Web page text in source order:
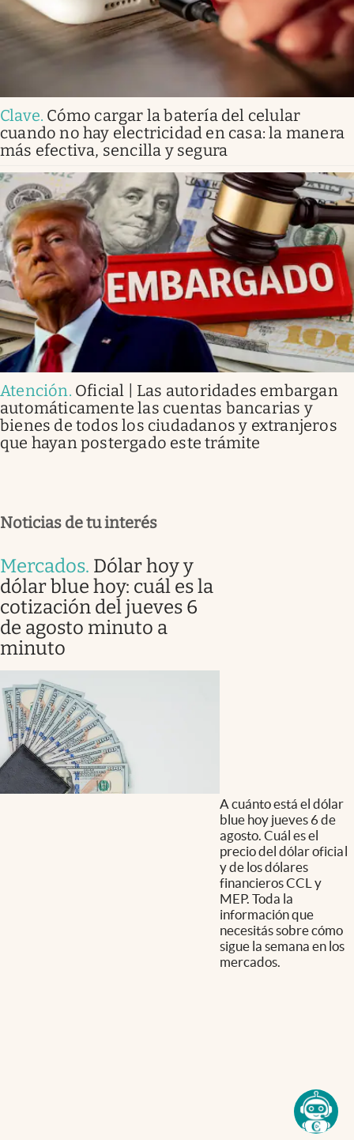
Clave. Cómo cargar la batería del celular
cuando no hay electricidad en casa: la manera
más efectiva, sencilla y segura
Atención. Oficial | Las autoridades embargan
automáticamente las cuentas bancarias y
bienes de todos los ciudadanos y extranjeros
que hayan postergado este trámite
Noticias de tu interés
Mercados. Dólar hoy y
dólar blue hoy: cuál es la
cotización del jueves 6
de agosto minuto a
minuto
A cuánto está el dólar
blue hoy jueves 6 de
agosto. Cuál es el
precio del dólar oficial
y de los dólares
financieros CCL y
MEP. Toda la
información que
necesitás sobre cómo
sigue la semana en los
mercados.